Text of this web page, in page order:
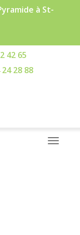
à St-
42 65
24 28 88
Toggle